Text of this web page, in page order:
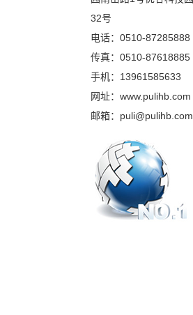
32号
电话：0510-87285888
传真：0510-87618885
手机：13961585633
网址：www.pulihb.com
邮箱：puli@pulihb.com